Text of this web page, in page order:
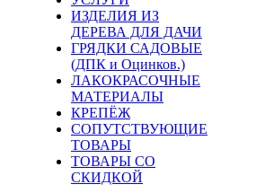
ИЗДЕЛИЯ ИЗ
ДЕРЕВА ДЛЯ ДАЧИ
ГРЯДКИ САДОВЫЕ
(ДПК и Оцинков.)
ЛАКОКРАСОЧНЫЕ
МАТЕРИАЛЫ
КРЕПЁЖ
СОПУТСТВУЮЩИЕ
ТОВАРЫ
ТОВАРЫ СО
СКИДКОЙ